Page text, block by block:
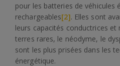
pour les batteries de véhicules
rechargeables[2]. Elles sont
leurs capacités conductrices
terres rares, le néodyme, le
sont les plus prisées dans les
énergétique.